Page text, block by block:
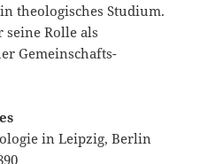
theologisches Studium.
Rolle als
Gemeinschafts-
in Leipzig, Berlin